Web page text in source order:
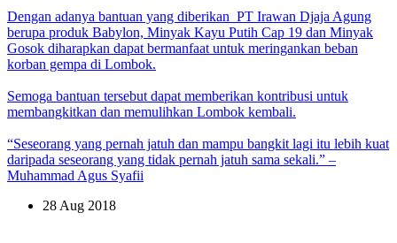
Dengan adanya bantuan yang diberikan PT Irawan Djaja Agung
berupa produk Babylon, Minyak Kayu Putih Cap 19 dan Minyak
Gosok diharapkan dapat bermanfaat untuk meringankan beban
korban gempa di Lombok.
Semoga bantuan tersebut dapat memberikan kontribusi untuk
membangkitkan dan memulihkan Lombok kembali.
“Seseorang yang pernah jatuh dan mampu bangkit lagi itu lebih kuat
daripada seseorang yang tidak pernah jatuh sama sekali.” –
Muhammad Agus Syafii
28 Aug 2018